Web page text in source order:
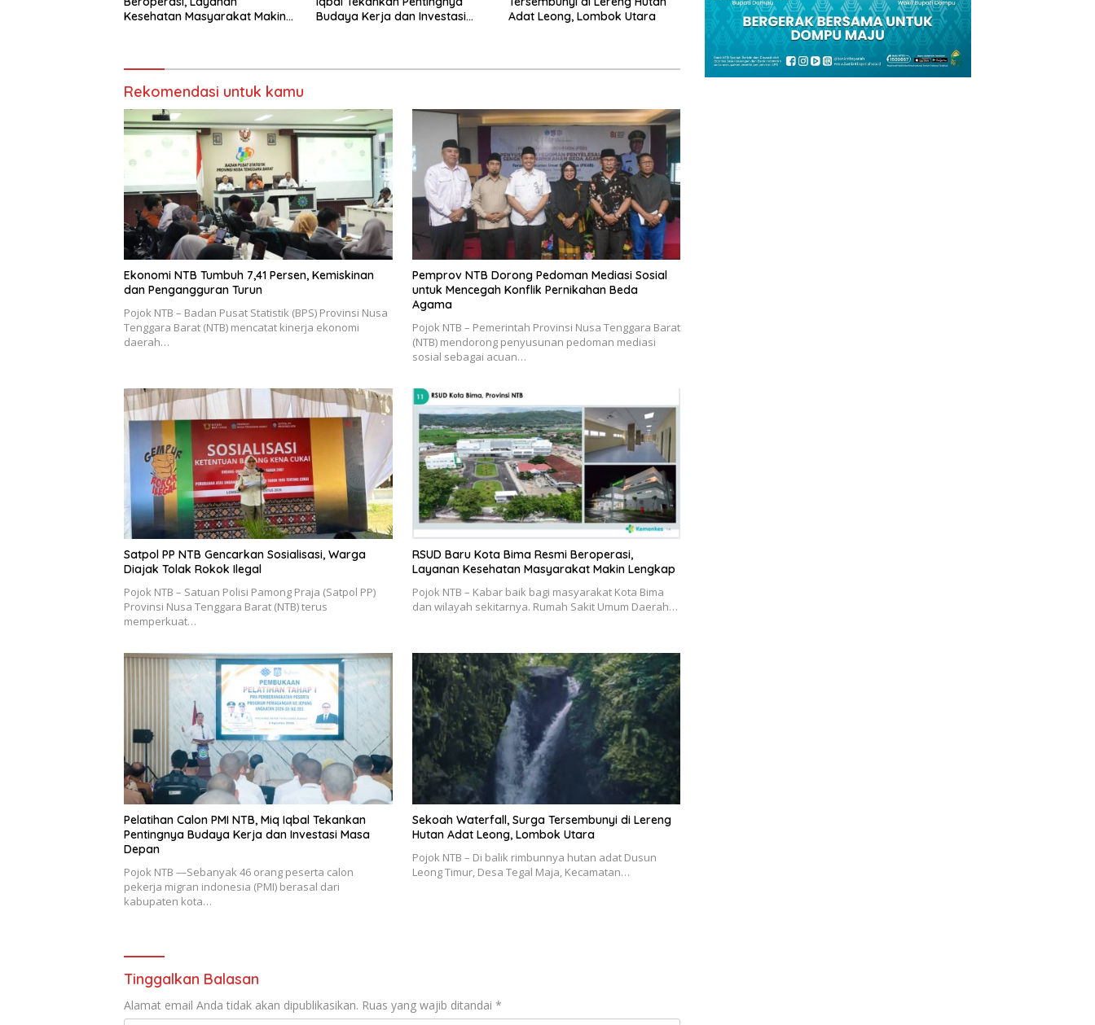
Kesehatan Masyarakat Makin
Budaya Kerja dan Investasi
Adat Leong, Lombok Utara
Rekomendasi untuk kamu
Ekonomi NTB Tumbuh 7,41 Persen, Kemiskinan
dan Pengangguran Turun
Pojok NTB – Badan Pusat Statistik (BPS) Provinsi Nusa
Tenggara Barat (NTB) mencatat kinerja ekonomi
daerah…
Pemprov NTB Dorong Pedoman Mediasi Sosial
untuk Mencegah Konflik Pernikahan Beda
Agama
Pojok NTB – Pemerintah Provinsi Nusa Tenggara Barat
(NTB) mendorong penyusunan pedoman mediasi
sosial sebagai acuan…
Satpol PP NTB Gencarkan Sosialisasi, Warga
Diajak Tolak Rokok Ilegal
Pojok NTB – Satuan Polisi Pamong Praja (Satpol PP)
Provinsi Nusa Tenggara Barat (NTB) terus
memperkuat…
RSUD Baru Kota Bima Resmi Beroperasi,
Layanan Kesehatan Masyarakat Makin Lengkap
Pojok NTB – Kabar baik bagi masyarakat Kota Bima
dan wilayah sekitarnya. Rumah Sakit Umum Daerah…
Pelatihan Calon PMI NTB, Miq Iqbal Tekankan
Pentingnya Budaya Kerja dan Investasi Masa
Depan
Pojok NTB —Sebanyak 46 orang peserta calon
pekerja migran indonesia (PMI) berasal dari
kabupaten kota…
Sekoah Waterfall, Surga Tersembunyi di Lereng
Hutan Adat Leong, Lombok Utara
Pojok NTB – Di balik rimbunnya hutan adat Dusun
Leong Timur, Desa Tegal Maja, Kecamatan…
Tinggalkan Balasan
Alamat email Anda tidak akan dipublikasikan. Ruas yang wajib ditandai *